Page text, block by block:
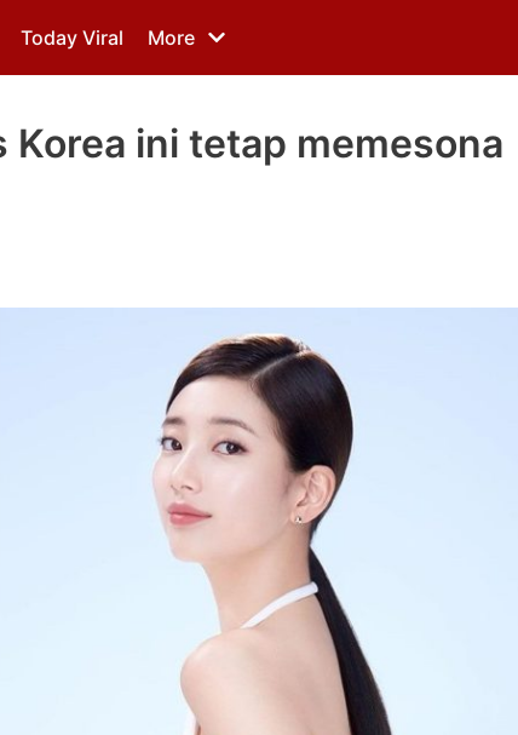
Today Viral More
Korea ini tetap memesona